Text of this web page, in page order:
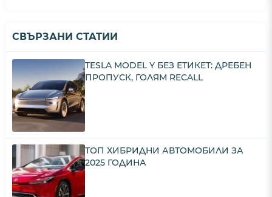
СВЪРЗАНИ СТАТИИ
TESLA MODEL Y БЕЗ ЕТИКЕТ: ДРЕБЕН
ПРОПУСК, ГОЛЯМ RECALL
ТОП ХИБРИДНИ АВТОМОБИЛИ ЗА
2025 ГОДИНА